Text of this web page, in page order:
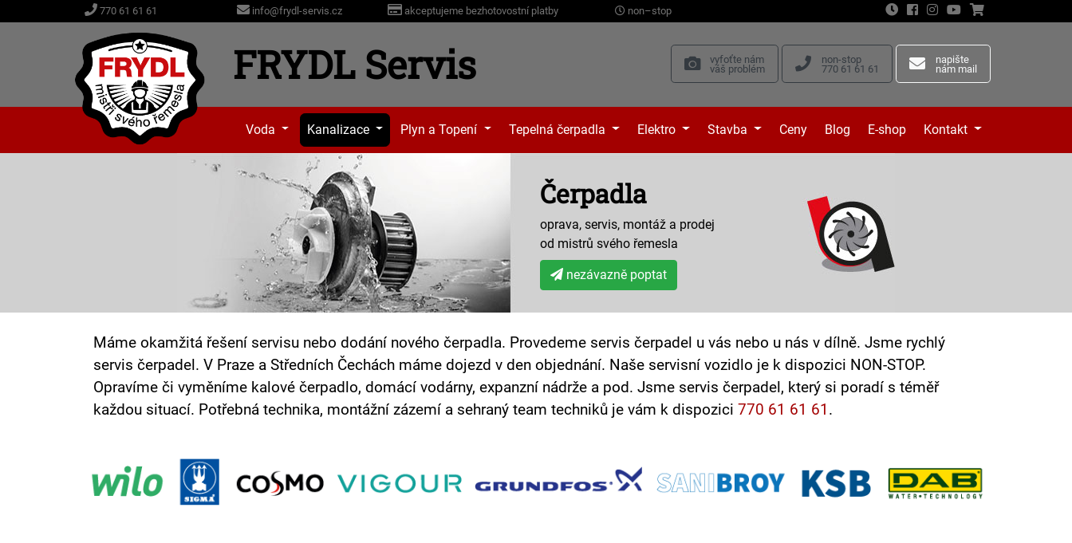
770 61 61 61 info@frydl-servis.cz akceptujeme bezhotovostní platby non–stop
FRYDL Servis
vyfoťte nám
váš problém
non-stop
770 61 61 61
napište
nám mail
Voda Kanalizace Plyn a Topení Tepelná čerpadla Elektro Stavba Ceny Blog E-shop Kontakt
Čerpadla
oprava, servis, montáž a prodej
od mistrů svého řemesla
nezávazně poptat
Máme okamžitá řešení servisu nebo dodání nového čerpadla. Provedeme servis čerpadel u vás nebo u nás v dílně. Jsme rychlý
servis čerpadel. V Praze a Středních Čechách máme dojezd v den objednání. Naše servisní vozidlo je k dispozici NON-STOP.
Opravíme či vyměníme kalové čerpadlo, domácí vodárny, expanzní nádrže a pod. Jsme servis čerpadel, který si poradí s téměř
každou situací. Potřebná technika, montážní zázemí a sehraný team techniků je vám k dispozici 770 61 61 61 .